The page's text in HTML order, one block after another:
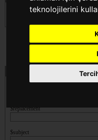
teknolojilerini
preg_filter( mixed $pattern ,
$replacement
$subject